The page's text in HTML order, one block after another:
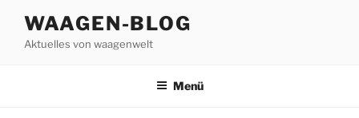
Inhalt
springen
WAAGEN-BLOG
Aktuelles von waagenwelt
Menü